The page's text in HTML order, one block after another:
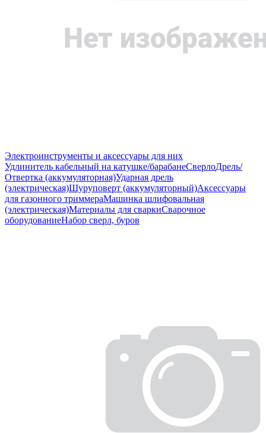
Электроинструменты и аксессуары для них
Удлинитель кабельный на катушке/барабанеСверлоДрель/
Отвертка (аккумуляторная)Ударная дрель
(электрическая)Шуруповерт (аккумуляторный)Аксессуары
для газонного триммераМашинка шлифовальная
(электрическая)Материалы для сваркиСварочное
оборудованиеНабор сверл, буров